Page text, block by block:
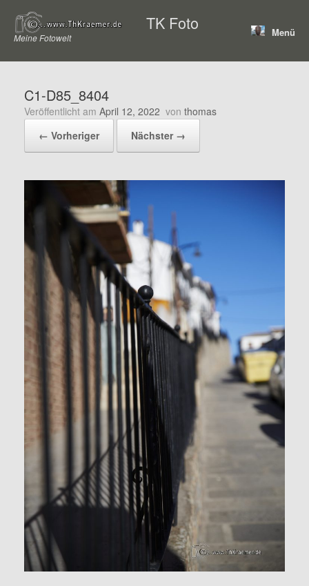
Inhalt
springen
TK Foto
Meine Fotowelt Menü
C1-D85_8404
Veröffentlicht am April 12, 2022 von thomas
← Vorheriger
Nächster →